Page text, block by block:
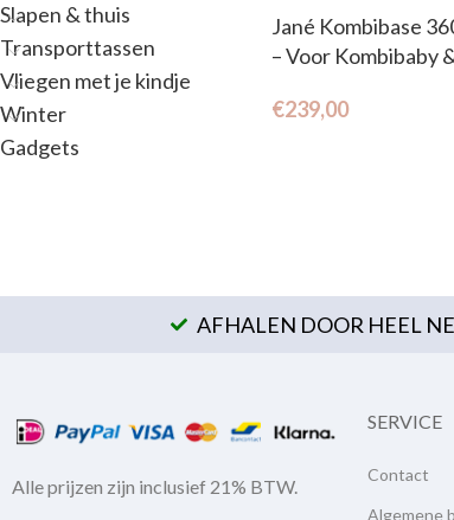
Slapen & thuis
Transporttassen
Vliegen met je kindje
Winter
Gadgets
Jané Kombibase
– Voor Kombibaby
€239,00
AFHALEN DOOR HEEL
Alle prijzen zijn inclusief 21% BTW.
SERVICE
Contact
Algemene